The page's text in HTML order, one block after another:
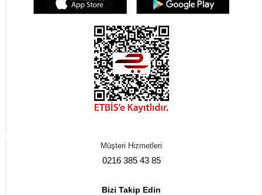
Müşteri Hizmetleri
0216 385 43 85
Bizi Takip Edin